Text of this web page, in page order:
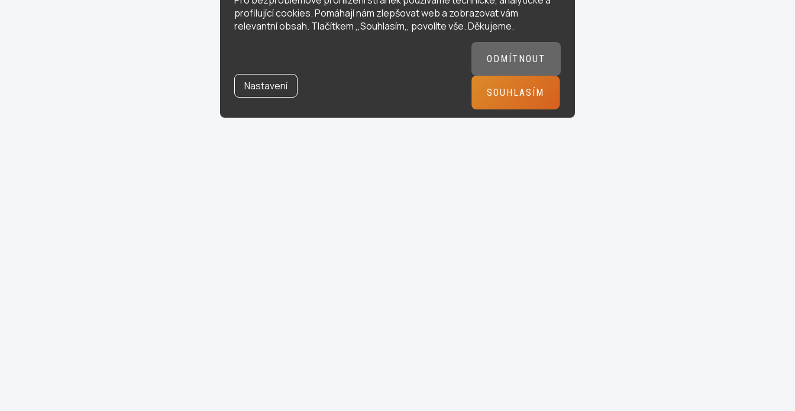
profilující cookies. Pomáhají nám zlepšovat web a zobrazovat vám
relevantní obsah. Tlačítkem ,,Souhlasím,, povolíte vše. Děkujeme.
Nastavení
ODMÍTNOUT
SOUHLASÍM